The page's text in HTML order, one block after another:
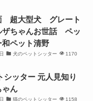
超大型犬 グレート
ザちゃんお世話 ペッ
和ペット清野
犬のペットシッター 1170
シッター 元人見知り
ゃん
猫のペットシッター 1158